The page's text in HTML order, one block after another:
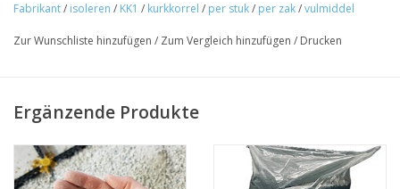
Kork erzielt hervorragende akustische Leistungen dank
seiner Fähigkeit, Schallwellen zu absorbieren (zum Beispiel
Begrenzung von Trittschall zwischen Stockwerken).
Holzbalken in Böden oder Decken verwendet, bieten sie
ausgezeichnete akustische und thermische Isolation. Ihre
Fabrikant/ isoleren / KK1 / kurkkorrel / per stuk/ per zak/vulmiddel
Zur Wunschliste hinzufügen / Zum Vergleich hinzufügen / Drucken
Ergänzende Produkte